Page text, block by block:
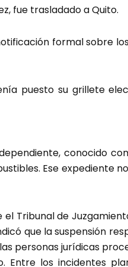
fue trasladado a Quito.
formal sobre
puesto su grillete
conocido
Ese expediente
el Tribunal de
que la suspensión
personas jurídicas
Entre los incidentes